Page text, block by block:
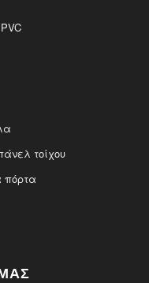
τοίχου
πόρτα